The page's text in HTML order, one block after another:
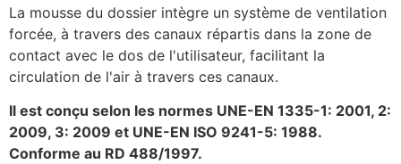
La mousse du dossier intègre un système de ventilation
forcée, à travers des canaux répartis dans la zone de
contact avec le dos de l'utilisateur, facilitant la
circulation de l'air à travers ces canaux.
Il est conçu selon les normes UNE-EN 1335-1: 2001, 2:
2009, 3: 2009 et UNE-EN ISO 9241-5: 1988.
Conforme au RD 488/1997.